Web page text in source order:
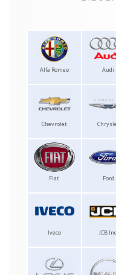
Alfa Romeo Audi
Chevrolet
Fiat Ford
Iveco JCB